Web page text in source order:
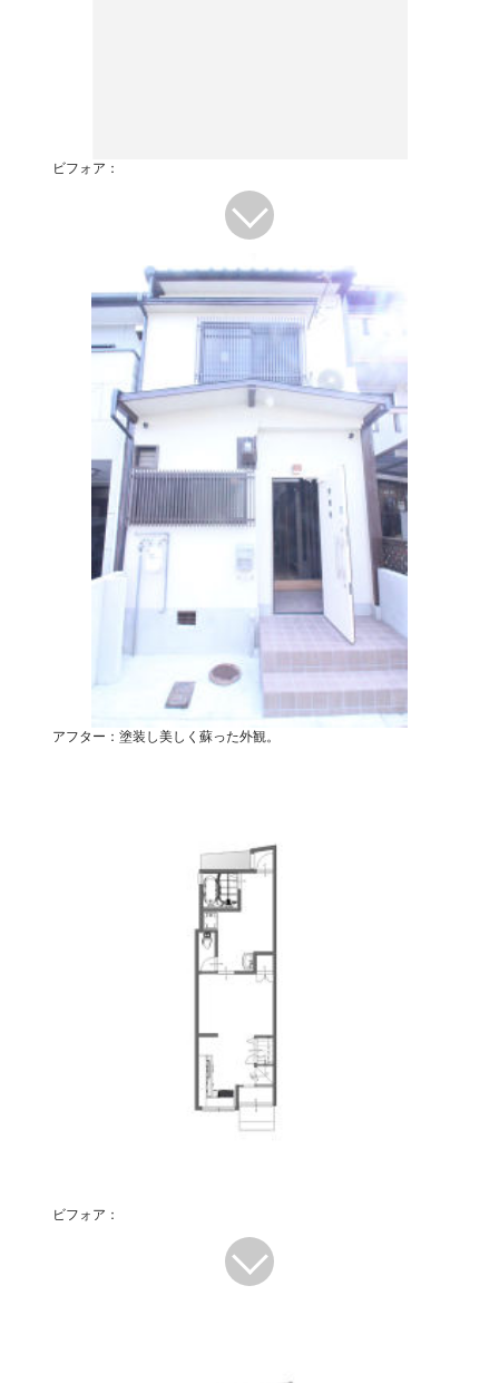
ビフォア：
アフター：塗装し美しく蘇った外観。
ビフォア：